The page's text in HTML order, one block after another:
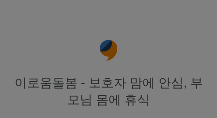
이로움돌봄 - 보호자 맘에 안심, 부
모님 몸에 휴식